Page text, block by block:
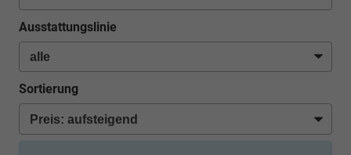
Ausstattungslinie
Sortierung